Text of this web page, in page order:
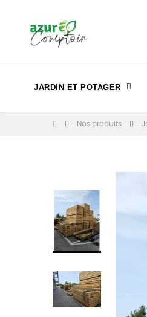
JARDIN ET POTAGER
Nos produits